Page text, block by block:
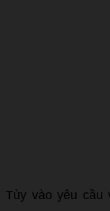
Tùy vào yêu cầu